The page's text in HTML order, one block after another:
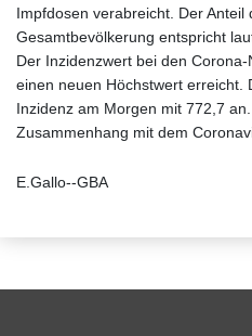
Impfdosen verabreicht. Der
Gesamtbevölkerung entspricht
Der Inzidenzwert bei den
einen neuen Höchstwert erreicht.
Inzidenz am Morgen mit 772,7
Zusammenhang mit dem
E.Gallo--GBA